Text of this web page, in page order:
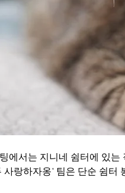
에서는 지니네 쉼터에 있
사랑하자옹' 팀은 단순 쉼터